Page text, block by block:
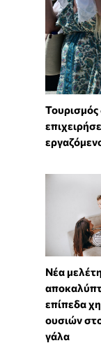
Τουρισμός
Νέα μελέτη
επίπεδα
ουσιών
γάλα